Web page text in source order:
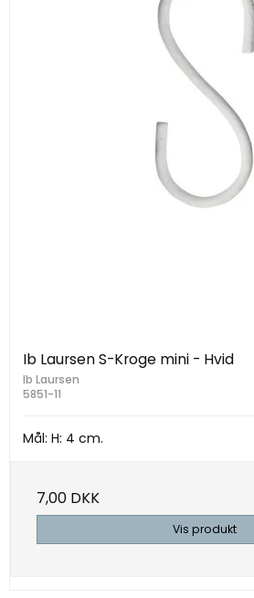
Ib Laursen S-Kroge mini - Hvid
Ib Laursen
5851-11
Mål: H: 4 cm.
7,00 DKK
Vis produkt